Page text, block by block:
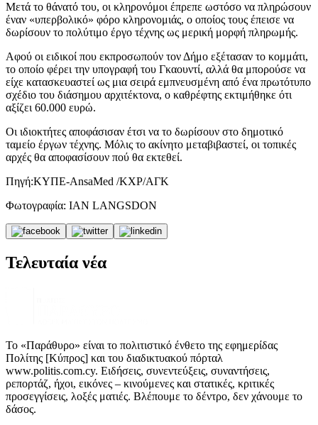
Μετά το θάνατό του, οι κληρονόμοι έπρεπε ωστόσο να πληρώσουν
έναν «υπερβολικό» φόρο κληρονομιάς, ο οποίος τους έπεισε να
δωρίσουν το πολύτιμο έργο τέχνης ως μερική μορφή πληρωμής.
Αφού οι ειδικοί που εκπροσωπούν τον Δήμο εξέτασαν το κομμάτι,
το οποίο φέρει την υπογραφή του Γκαουντί, αλλά θα μπορούσε να
είχε κατασκευαστεί ως μια σειρά εμπνευσμένη από ένα πρωτότυπο
σχέδιο του διάσημου αρχιτέκτονα, ο καθρέφτης εκτιμήθηκε ότι
αξίζει 60.000 ευρώ.
Οι ιδιοκτήτες αποφάσισαν έτσι να το δωρίσουν στο δημοτικό
ταμείο έργων τέχνης. Μόλις το ακίνητο μεταβιβαστεί, οι τοπικές
αρχές θα αποφασίσουν πού θα εκτεθεί.
Πηγή:ΚΥΠΕ-AnsaMed /ΚΧΡ/ΑΓΚ
Φωτογραφία: IAN LANGSDON
Τελευταία νέα
Το «Παράθυρο» είναι το πολιτιστικό ένθετο της εφημερίδας
Πολίτης [Κύπρος] και του διαδικτυακού πόρταλ
www.politis.com.cy. Ειδήσεις, συνεντεύξεις, συναντήσεις,
ρεπορτάζ, ήχοι, εικόνες – κινούμενες και στατικές, κριτικές
προσεγγίσεις, λοξές ματιές. Βλέπουμε το δέντρο, δεν χάνουμε το
δάσος.